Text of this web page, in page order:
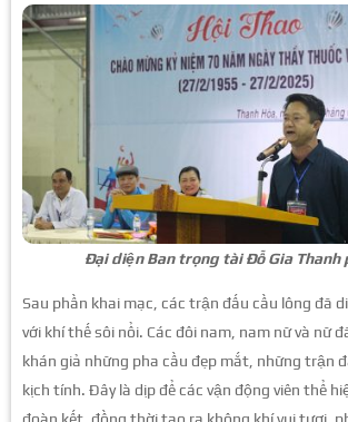
Đại diện Ban trọng tài Đỗ Gia Thanh
Sau phần khai mạc, các trận đấu cầu lông đã
với khí thế sôi nổi. Các đôi nam, nam nữ và nữ
khán giả những pha cầu đẹp mắt, những trận
kịch tính. Đây là dịp để các vận động viên thể
đoàn kết, đồng thời tạo ra không khí vui tươi,